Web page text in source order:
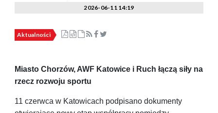
2026-06-11 14:19
Aktualności
Miasto Chorzów, AWF Katowice i Ruch łączą siły na
rzecz rozwoju sportu
11 czerwca w Katowicach podpisano dokumenty